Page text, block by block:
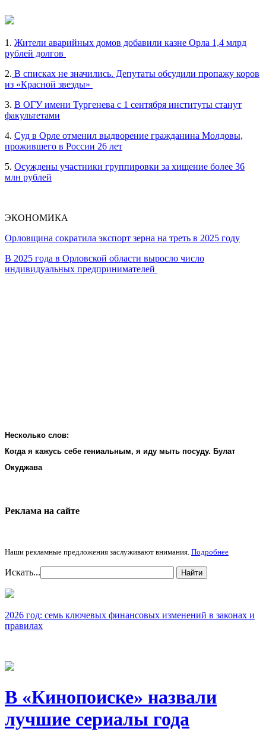
1. Жители аварийных домов добавили казне Орла 1,4 млрд
рублей долгов
2. В списках не значились. Депутаты обсудили пропажу коров
из «Красной звезды»
3. В ОГУ имени Тургенева с 1 сентября институты станут
факультетами
4. Суд в Орле отменил выдворение гражданина Молдовы,
прожившего в России 26 лет
5. Осуждены участники группировки за хищение более 36
млн рублей
ЭКОНОМИКА
Орловщина сократила экспорт зерна на треть в 2025 году
В 2025 года в Орловской области выросло число
индивидуальных предпринимателей
Несколько слов:
Когда я кажусь себе гениальным, я иду мыть посуду. Булат
Окуджава
Реклама на cайте
Наши рекламные предложения заслуживают внимания. Подробнее
Искать... Найти
2026 год: семь ключевых финансовых изменений в законах и
правилах
В «Кинопоиске» назвали
лучшие сериалы года